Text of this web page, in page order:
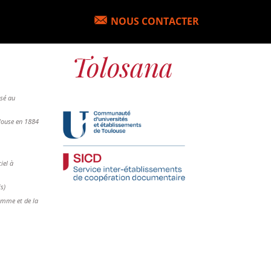
NOUS CONTACTER
au
en 1884
à
et de la